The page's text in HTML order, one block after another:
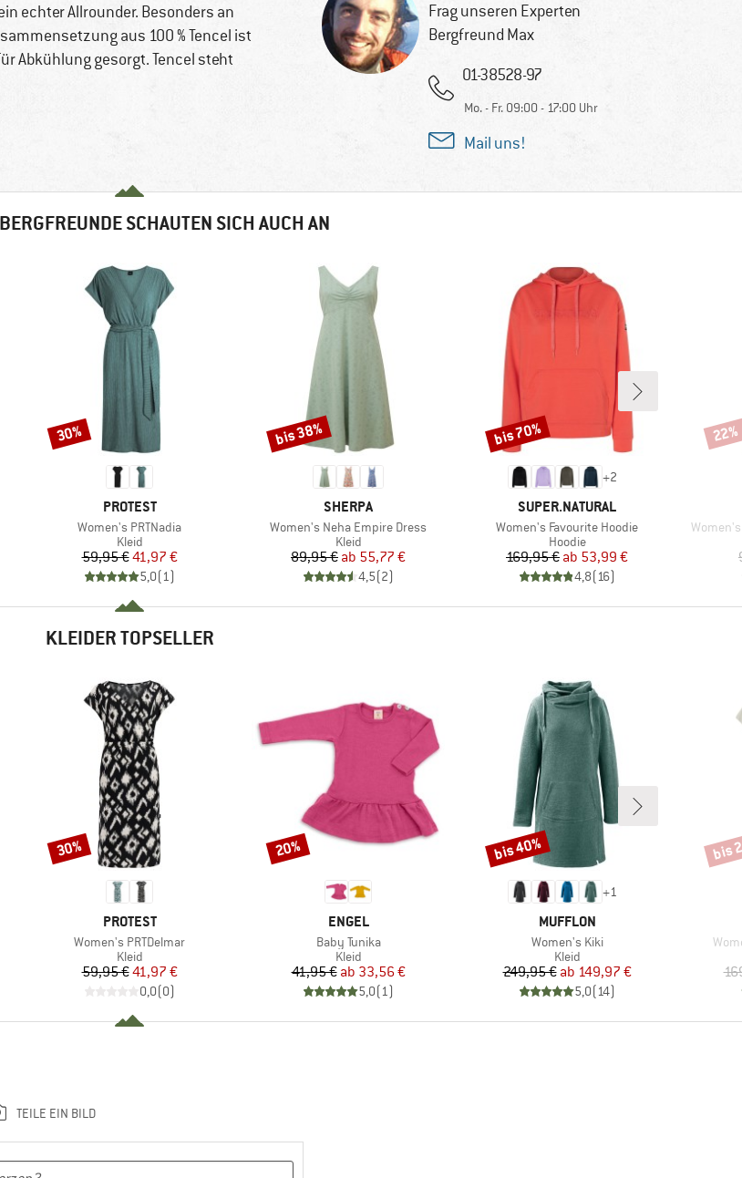
echter Allrounder. Besonders an
aus 100 % Tencel ist
Abkühlung gesorgt. Tencel steht
Frag unseren Experten
Bergfreund Max
01-38528-97
Mo. - Fr. 09:00 - 17:00 Uhr
Mail uns!
SCHAUTEN SICH AUCH AN
MARKE
PROTEST
Artikel
Women's PRTNadia
Produktgruppe
Kleid
Preis
59,95 €reduzierter Preis
41,97 €
5,0(1)
Rabatt
30%
MARKE
SHERPA
Artikel
Women's Neha Empire Dress
Produktgruppe
Kleid
Preis
89,95 € reduzierter Preis
ab 55,77 €
4,5(2)
Rabatt
bis 38%
+2
MARKE
SUPER.NATURAL
Artikel
Women's Favourite Hoodie
Produktgruppe
Hoodie
Preis
169,95 € reduzierter Preis
ab 53,99 €
4,8(16)
Rabatt
bis 70%
Artikel
22%
KLEIDER TOPSELLER
MARKE
PROTEST
Artikel
Women's PRTDelmar
Produktgruppe
Kleid
Preis
59,95 €reduzierter Preis
41,97 €
0,0(0)
Rabatt
30%
MARKE
ENGEL
Artikel
Baby Tunika
Produktgruppe
Kleid
Preis
41,95 € reduzierter Preis
ab 33,56 €
5,0(1)
Rabatt
20%
+1
MARKE
MUFFLON
Artikel
Women's Kiki
Produktgruppe
Kleid
Preis
249,95 € reduzierter Preis
ab 149,97 €
5,0(14)
Rabatt
bis 40% bis
TEILE EIN BILD